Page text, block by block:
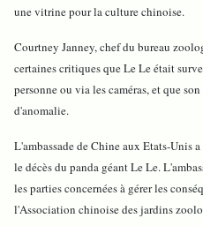
une vitrine pour la culture chinoise.
Courtney Janney, chef du bureau
certaines critiques que Le Le était
personne ou via les caméras, et que
d'anomalie.
L'ambassade de Chine aux Etats-Unis
le décès du panda géant Le Le.
les parties concernées à gérer les
l'Association chinoise des jardins